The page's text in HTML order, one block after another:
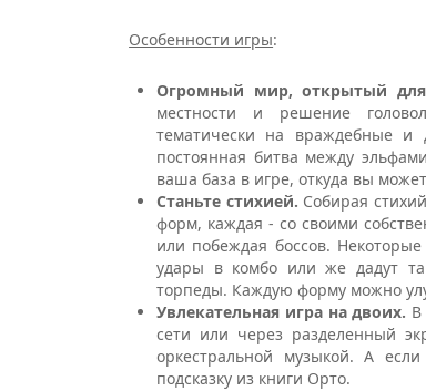
Особенности игры:
Огромный мир, открытый для
местности и решение
тематически на враждебные и
постоянная битва между
ваша база в игре, откуда вы
Станьте стихией. Собирая
форм, каждая - со своими
или побеждая боссов.
удары в комбо или же дадут
торпеды. Каждую форму можно
Увлекательная игра на двоих. В
сети или через разделенный
оркестральной музыкой. А
подсказку из книги Орто.